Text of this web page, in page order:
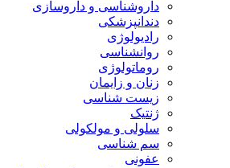
داروشناسی و داروسازی
دندانپزشکی
رادیولوژی
روانشناسی
روماتولوژی
زنان و زایمان
زیست شناسی
ژنتیک
سلولی و مولکولی
سم شناسی
عفونی